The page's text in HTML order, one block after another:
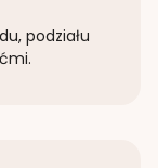
podziału